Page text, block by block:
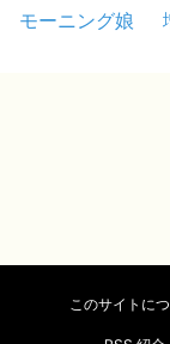
モーニング娘
このサイトに